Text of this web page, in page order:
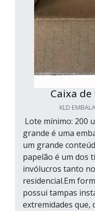
Caixa
KLD
Lote mínimo: 200
grande é uma
um grande
papelão é um dos
invólucros tanto
residencial.Em
possui tampas
extremidades que,